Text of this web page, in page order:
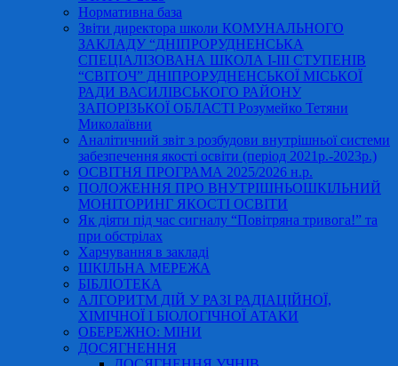
Нормативна база
Звіти директора школи КОМУНАЛЬНОГО
ЗАКЛАДУ “ДНІПРОРУДНЕНСЬКА
СПЕЦІАЛІЗОВАНА ШКОЛА І-ІІІ СТУПЕНІВ
“СВІТОЧ” ДНІПРОРУДНЕНСЬКОЇ МІСЬКОЇ
РАДИ ВАСИЛІВСЬКОГО РАЙОНУ
ЗАПОРІЗЬКОЇ ОБЛАСТІ Розумейко Тетяни
Миколаївни
Аналітичний звіт з розбудови внутрішньої системи
забезпечення якості освіти (період 2021р.-2023р.)
ОСВІТНЯ ПРОГРАМА 2025/2026 н.р.
ПОЛОЖЕННЯ ПРО ВНУТРІШНЬОШКІЛЬНИЙ
МОНІТОРИНГ ЯКОСТІ ОСВІТИ
Як діяти під час сигналу “Повітряна тривога!” та
при обстрілах
Харчування в закладі
ШКІЛЬНА МЕРЕЖА
БІБЛІОТЕКА
АЛГОРИТМ ДІЙ У РАЗІ РАДІАЦІЙНОЇ,
ХІМІЧНОЇ І БІОЛОГІЧНОЇ АТАКИ
ОБЕРЕЖНО: МІНИ
ДОСЯГНЕННЯ